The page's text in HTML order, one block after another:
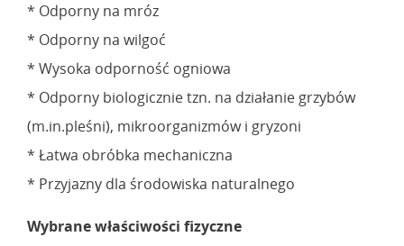
* Odporny na mróz
* Odporny na wilgoć
* Wysoka odporność ogniowa
* Odporny biologicznie tzn. na działanie grzybów
(m.in.pleśni), mikroorganizmów i gryzoni
* Łatwa obróbka mechaniczna
* Przyjazny dla środowiska naturalnego
Wybrane właściwości fizyczne